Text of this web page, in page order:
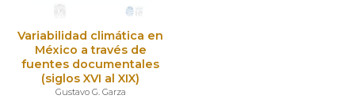
Variabilidad climática en
México a través de
fuentes documentales
(siglos XVI al XIX)
Gustavo G. Garza